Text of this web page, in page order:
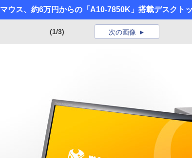
マウス、約6万円からの「A10-7850K」搭載デスクト
(1/3) 次の画像